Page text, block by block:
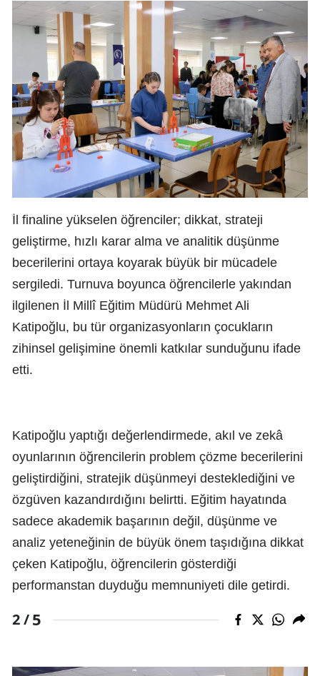
İl finaline yükselen öğrenciler; dikkat, strateji
geliştirme, hızlı karar alma ve analitik düşünme
becerilerini ortaya koyarak büyük bir mücadele
sergiledi. Turnuva boyunca öğrencilerle yakından
ilgilenen İl Millî Eğitim Müdürü Mehmet Ali
Katipoğlu, bu tür organizasyonların çocukların
zihinsel gelişimine önemli katkılar sunduğunu ifade
etti.
Katipoğlu yaptığı değerlendirmede, akıl ve zekâ
oyunlarının öğrencilerin problem çözme becerilerini
geliştirdiğini, stratejik düşünmeyi desteklediğini ve
özgüven kazandırdığını belirtti. Eğitim hayatında
sadece akademik başarının değil, düşünme ve
analiz yeteneğinin de büyük önem taşıdığına dikkat
çeken Katipoğlu, öğrencilerin gösterdiği
performanstan duyduğu memnuniyeti dile getirdi.
2 /5